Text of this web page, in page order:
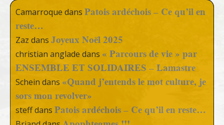
Camarroque dans Patois ardéchois – Ce qu’il en
reste…
Zaz dans Joyeux Noël 2025
christian anglade dans « Parcours de vie » par
ENSEMBLE ET SOLIDAIRES – Lamastre
Schein dans «Quand j’entends le mot culture, je
sors mon revolver»
steffdans Patois ardéchois – Ce qu’il en reste…